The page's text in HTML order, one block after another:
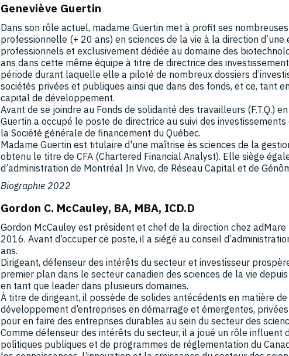
Geneviève Guertin
Dans son rôle actuel, madame Guertin met à profit ses nombreuses
professionnelle (+ 20 ans) en sciences de la vie à la direction
professionnels et exclusivement dédiée au domaine des
ans dans cette même équipe à titre de directrice des
période durant laquelle elle a piloté de nombreux dossiers
sociétés privées et publiques ainsi que dans des fonds, et ce, tant
capital de développement.
Avant de se joindre au Fonds de solidarité des travailleurs (F.T.Q.)
Guertin a occupé le poste de directrice au suivi des investissements
la Société générale de financement du Québec.
Madame Guertin est titulaire d'une maîtrise ès sciences de la
obtenu le titre de CFA (Chartered Financial Analyst). Elle siège
d’administration de Montréal In Vivo, de Réseau Capital et de
Biographie 2022
Gordon C. McCauley, BA, MBA, ICD.D
Gordon McCauley est président et chef de la direction chez
2016. Avant d’occuper ce poste, il a siégé au conseil
ans.
Dirigeant, défenseur des intérêts du secteur et investisseur
premier plan dans le secteur canadien des sciences de la vie
en tant que leader dans plusieurs domaines.
À titre de dirigeant, il possède de solides antécédents en matière
développement d’entreprises en démarrage et émergentes,
pour en faire des entreprises durables au sein du secteur des
Comme défenseur des intérêts du secteur, il a joué un rôle influent
politiques publiques et de programmes de réglementation du